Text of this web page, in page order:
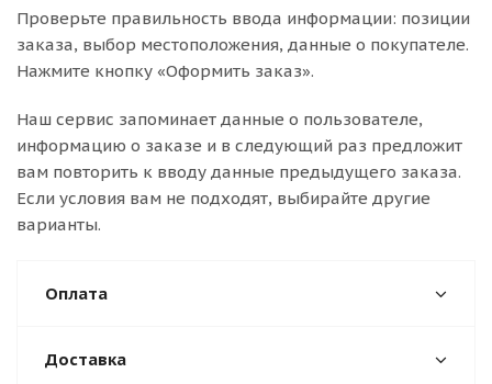
Проверьте правильность ввода информации: позиции
заказа, выбор местоположения, данные о покупателе.
Нажмите кнопку «Оформить заказ».
Наш сервис запоминает данные о пользователе,
информацию о заказе и в следующий раз предложит
вам повторить к вводу данные предыдущего заказа.
Если условия вам не подходят, выбирайте другие
варианты.
Оплата
Доставка